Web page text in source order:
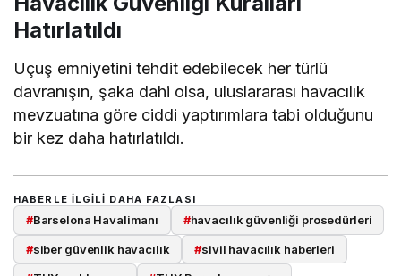
Hatırlatıldı
Uçuş emniyetini tehdit edebilecek her türlü
davranışın, şaka dahi olsa, uluslararası havacılık
mevzuatına göre ciddi yaptırımlara tabi olduğunu
bir kez daha hatırlatıldı.
HABERLE ILGILI DAHA FAZLASI
#Barselona Havalimanı #havacılık güvenliği prosedürleri
#siber güvenlik havacılık #sivil havacılık haberleri